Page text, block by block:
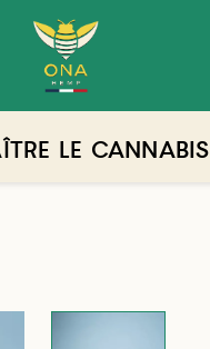
LE CANNABIS